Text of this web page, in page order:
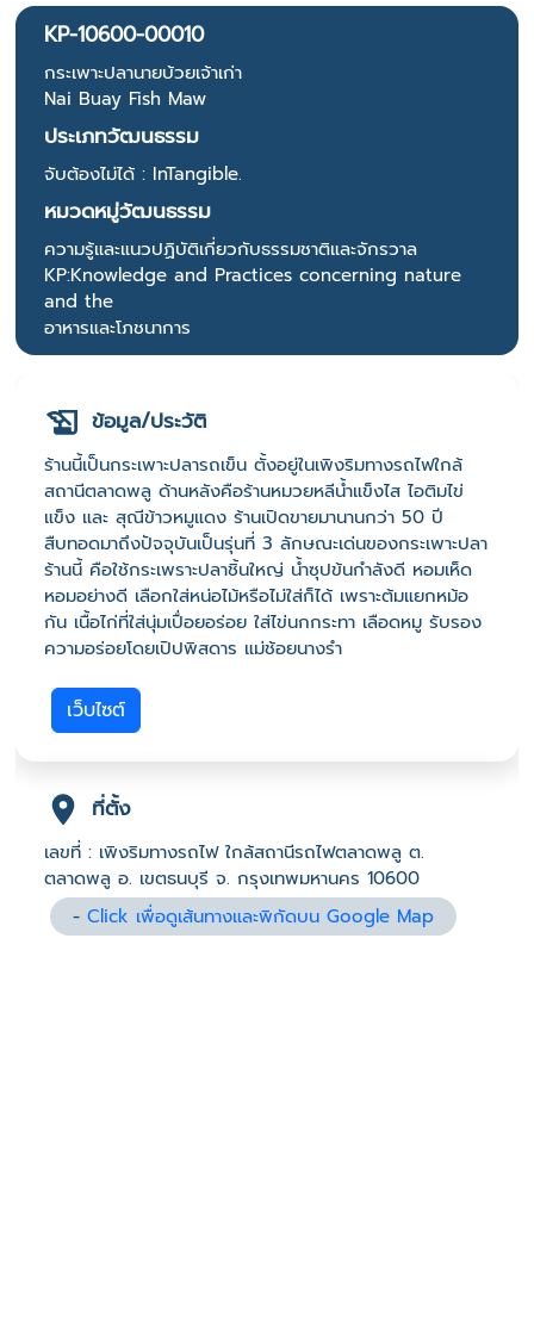
KP-10600-00010
กระเพาะปลานายบ้วยเจ้าเก่า
Nai Buay Fish Maw
ประเภทวัฒนธรรม
จับต้องไม่ได้ : InTangible.
หมวดหมู่วัฒนธรรม
ความรู้และแนวปฏิบัติเกี่ยวกับธรรมชาติและจักรวาล
KP:Knowledge and Practices concerning nature
and the
อาหารและโภชนาการ
ข้อมูล/ประวัติ
ร้านนี้เป็นกระเพาะปลารถเข็น ตั้งอยู่ในเพิงริมทางรถไฟใกล้
สถานีตลาดพลู ด้านหลังคือร้านหมวยหลีน้ำแข็งไส ไอติมไข่
แข็ง และ สุณีข้าวหมูแดง ร้านเปิดขายมานานกว่า 50 ปี
สืบทอดมาถึงปัจจุบันเป็นรุ่นที่ 3 ลักษณะเด่นของกระเพาะปลา
ร้านนี้ คือใช้กระเพราะปลาชิ้นใหญ่ น้ำซุปข้นกำลังดี หอมเห็ด
หอมอย่างดี เลือกใส่หน่อไม้หรือไม่ใส่ก็ได้ เพราะต้มแยกหม้อ
กัน เนื้อไก่ที่ใส่นุ่มเปื่อยอร่อย ใส่ไข่นกกระทา เลือดหมู รับรอง
ความอร่อยโดยเปิปพิสดาร แม่ช้อยนางรำ
เว็บไซต์
ที่ตั้ง
เลขที่ : เพิงริมทางรถไฟ ใกล้สถานีรถไฟตลาดพลู ต.
ตลาดพลู อ. เขตธนบุรี จ. กรุงเทพมหานคร 10600
-Click เพื่อดูเส้นทางและพิกัดบน Google Map